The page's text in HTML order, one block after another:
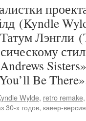
(Kyndle
Лэнгли
Be
Wylde, retro remake
30-х годов, кавер-версия